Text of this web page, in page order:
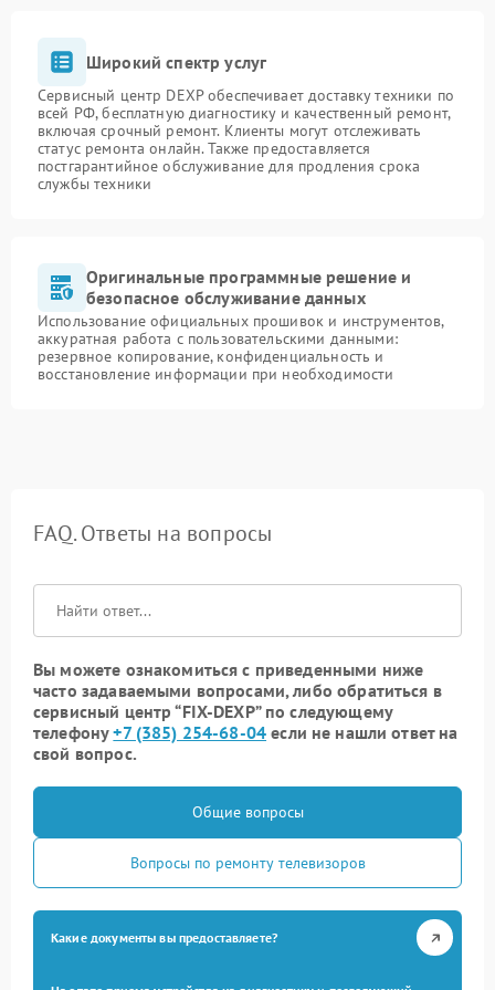
Широкий спектр услуг
Сервисный центр DEXP обеспечивает доставку техники по
всей РФ, бесплатную диагностику и качественный ремонт,
включая срочный ремонт. Клиенты могут отслеживать
статус ремонта онлайн. Также предоставляется
постгарантийное обслуживание для продления срока
службы техники
Оригинальные программные решение и
безопасное обслуживание данных
Использование официальных прошивок и инструментов,
аккуратная работа с пользовательскими данными:
резервное копирование, конфиденциальность и
восстановление информации при необходимости
FAQ. Ответы на вопросы
Вы можете ознакомиться с приведенными ниже
часто задаваемыми вопросами, либо обратиться в
сервисный центр “FIX-DEXP” по следующему
телефону+7 (385) 254-68-04 если не нашли ответ на
свой вопрос.
Общие вопросы
Вопросы по ремонту телевизоров
Какие документы вы предоставляете?